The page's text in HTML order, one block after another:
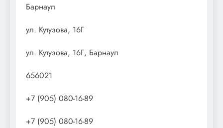
Барнаул
ул. Кутузова, 16Г
ул. Кутузова, 16Г, Барнаул
656021
+7 (905) 080-16-89
+7 (905) 080-16-89